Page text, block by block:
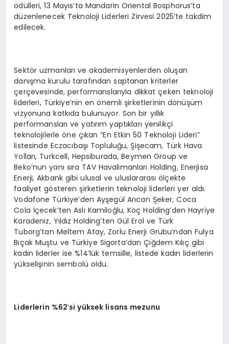
ödülleri, 13 Mayıs’ta Mandarin Oriental Bosphorus’ta
düzenlenecek Teknoloji Liderleri Zirvesi 2025’te takdim
edilecek.
Sektör uzmanları ve akademisyenlerden oluşan
danışma kurulu tarafından saptanan kriterler
çerçevesinde, performanslarıyla dikkat çeken teknoloji
liderleri, Türkiye’nin en önemli şirketlerinin dönüşüm
vizyonuna katkıda bulunuyor. Son bir yıllık
performansları ve yatırım yaptıkları yenilikçi
teknolojilerle öne çıkan “En Etkin 50 Teknoloji Lideri”
listesinde Eczacıbaşı Topluluğu, Şişecam, Türk Hava
Yolları, Turkcell, Hepsiburada, Beymen Group ve
Beko’nun yanı sıra TAV Havalimanları Holding, Enerjisa
Enerji, Akbank gibi ulusal ve uluslararası ölçekte
faaliyet gösteren şirketlerin teknoloji liderleri yer aldı.
Vodafone Türkiye’den Ayşegül Arıcan Şeker, Coca
Cola İçecek’ten Aslı Kamiloğlu, Koç Holding’den Hayriye
Karadeniz, Yıldız Holding’ten Gül Erol ve Türk
Tuborg’tan Meltem Atay, Zorlu Enerji Grubu’ndan Fulya
Bıçak Muştu ve Türkiye Sigorta’dan Çiğdem Kılıç gibi
kadın liderler ise %14’lük temsille, listede kadın liderlerin
yükselişinin sembolü oldu.
Liderlerin %62’si yüksek lisans mezunu